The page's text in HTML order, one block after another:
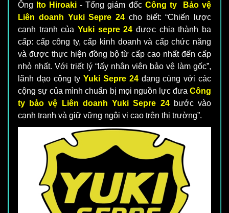
Ông
Ito Hiroaki - Tổng giám đốc Công ty Bảo vệ
Liên doanh Yuki Sepre 24 cho biết: “Chiến lược
cạnh tranh của Yuki sepre 24 được chia thành ba
cấp: cấp công ty, cấp kinh doanh và cấp chức năng
và được thực hiện đồng bộ từ cấp cao nhất đến cấp
nhỏ nhất. Với triết lý “lấy nhân viên bảo vệ làm gốc”,
lãnh đạo công tyYuki Sepre 24đang cùng với các
cộng sự của mình chuẩn bị mọi nguồn lực đưa Công
ty bảo vệ Liên doanh Yuki Sepre 24bước vào
cạnh tranh và giữ vững ngôi vị cao trên thị trường”.